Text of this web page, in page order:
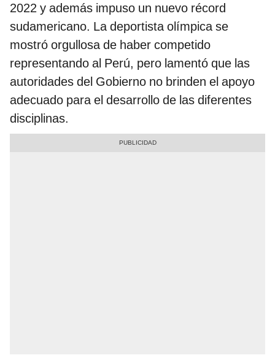
2022 y además impuso un nuevo récord
sudamericano. La deportista olímpica se
mostró orgullosa de haber competido
representando al Perú, pero lamentó que las
autoridades del Gobierno no brinden el apoyo
adecuado para el desarrollo de las diferentes
disciplinas.